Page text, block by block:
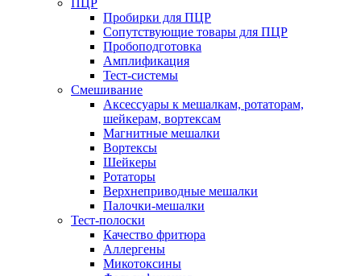
ПЦР
Пробирки для ПЦР
Сопутствующие товары для ПЦР
Пробоподготовка
Амплификация
Тест-системы
Смешивание
Аксессуары к мешалкам, ротаторам,
шейкерам, вортексам
Магнитные мешалки
Вортексы
Шейкеры
Ротаторы
Верхнеприводные мешалки
Палочки-мешалки
Тест-полоски
Качество фритюра
Аллергены
Микотоксины